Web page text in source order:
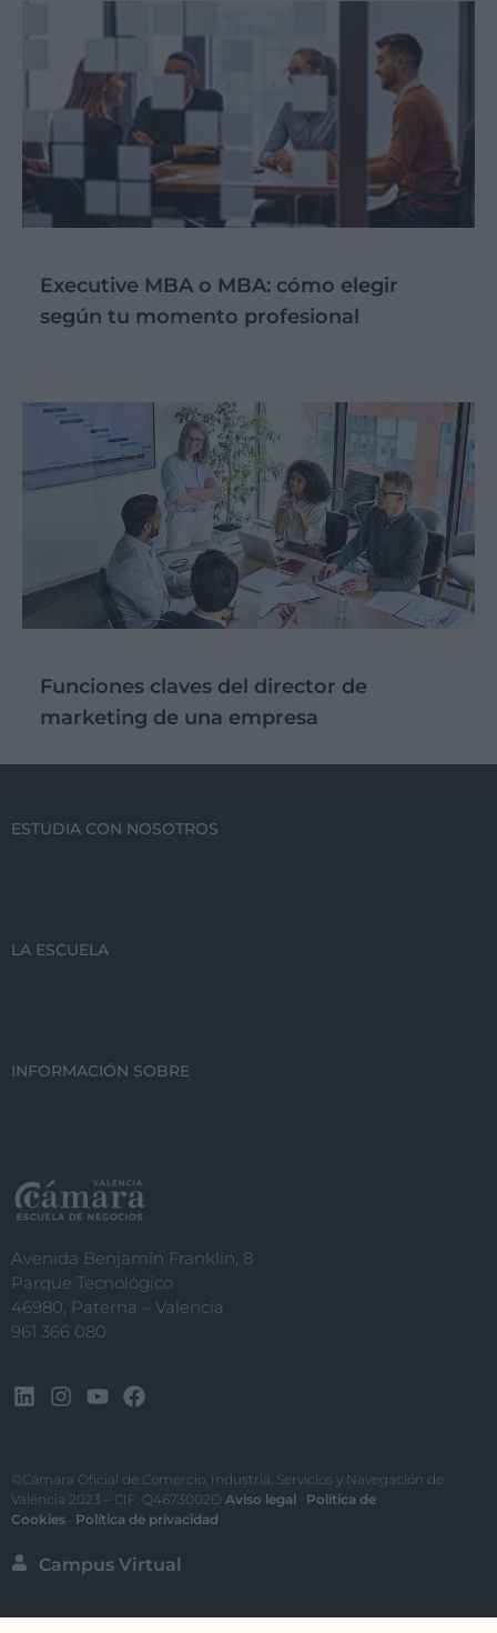
Executive MBA o MBA: cómo elegir
según tu momento profesional
Funciones claves del director de
marketing de una empresa
ESTUDIA CON NOSOTROS
LA ESCUELA
INFORMACIÓN SOBRE
Avenida Benjamín Franklin, 8
Parque Tecnológico
46980, Paterna – Valencia
961 366 080
©Cámara Oficial de Comercio, Industria, Servicios y Navegación de
València 2023 – CIF: Q4673002D Aviso legal · Política de
Cookies · Política de privacidad
Campus Virtual